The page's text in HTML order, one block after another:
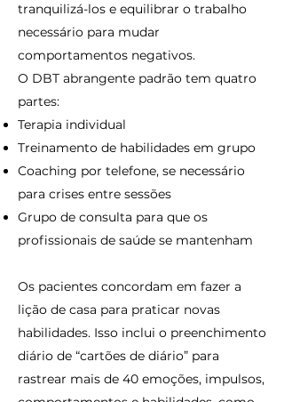
tranquilizá-los e equilibrar o trabalho
necessário para mudar
comportamentos negativos.
O DBT abrangente padrão tem quatro
partes:
Terapia individual
Treinamento de habilidades em grupo
Coaching por telefone, se necessário
para crises entre sessões
Grupo de consulta para que os
profissionais de saúde se mantenham
Os pacientes concordam em fazer a
lição de casa para praticar novas
habilidades. Isso inclui o preenchimento
diário de “cartões de diário” para
rastrear mais de 40 emoções, impulsos,